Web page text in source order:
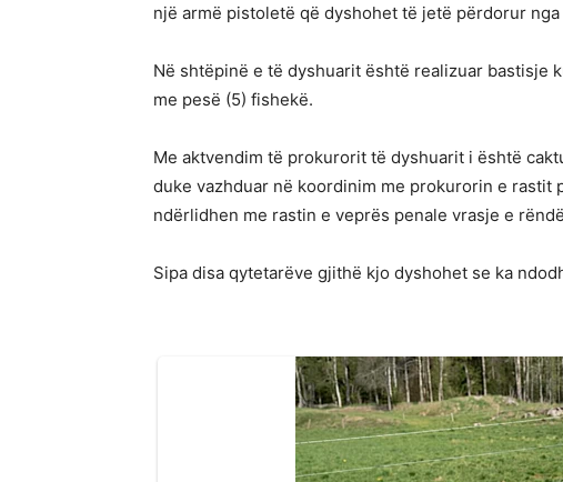
një armë pistoletë që dyshohet të jetë përdorur
Në shtëpinë e të dyshuarit është realizuar bastisje
me pesë (5) fishekë.
Me aktvendim të prokurorit të dyshuarit i është
duke vazhduar në koordinim me prokurorin e
ndërlidhen me rastin e veprës penale vrasje e
Sipa disa qytetarëve gjithë kjo dyshohet se ka